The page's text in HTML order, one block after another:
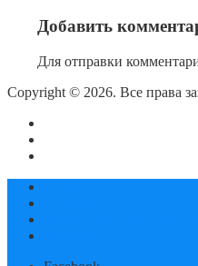
Добавить
Для отправки
Copyright © 2026. Все права